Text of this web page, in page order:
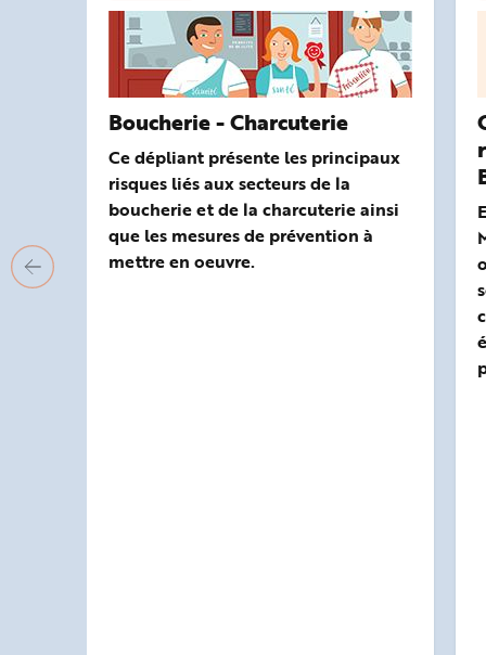
Boucherie - Charcuterie
Ce dépliant présente les principaux
risques liés aux secteurs de la
boucherie et de la charcuterie ainsi
que les mesures de prévention à
mettre en oeuvre.